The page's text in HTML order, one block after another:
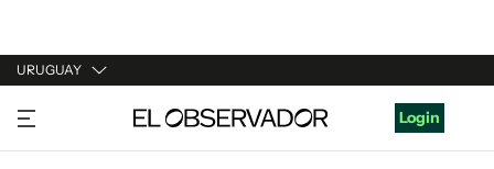
URUGUAY
URUGUAY
ARGENTINA
Login